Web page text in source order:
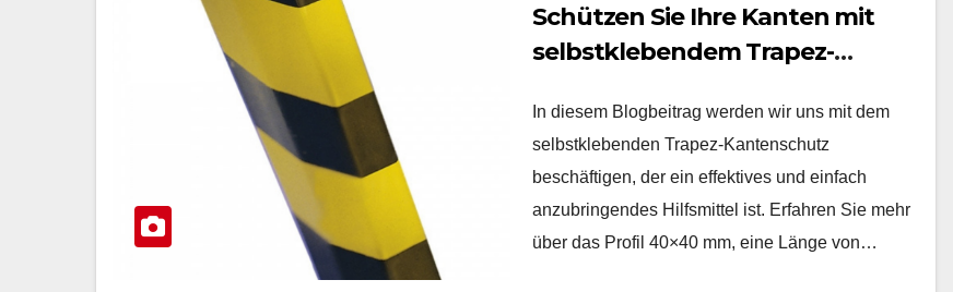
Schützen Sie Ihre Kanten mit
selbstklebendem Trapez-
In diesem Blogbeitrag werden wir uns mit dem
selbstklebenden Trapez-Kantenschutz
beschäftigen, der ein effektives und einfach
anzubringendes Hilfsmittel ist. Erfahren Sie mehr
über das Profil 40×40 mm, eine Länge von…